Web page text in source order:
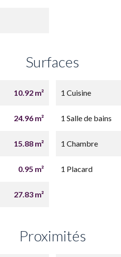
Surfaces
10.92 m² 1 Cuisine
24.96 m² 1 Salle de bains
15.88 m² 1 Chambre
0.95 m² 1 Placard
27.83 m²
Proximités